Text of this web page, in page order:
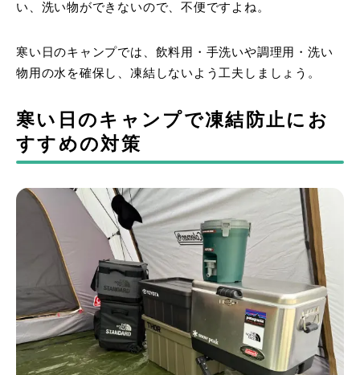
い、洗い物ができないので、不便ですよね。
寒い日のキャンプでは、飲料用・手洗いや調理用・洗い
物用の水を確保し、凍結しないよう工夫しましょう。
寒い日のキャンプで凍結防止にお
すすめの対策